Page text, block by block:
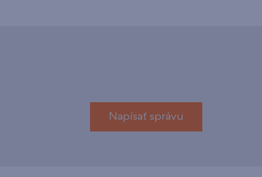
Napísať správu